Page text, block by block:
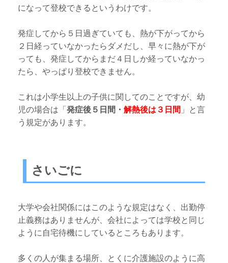
になって登校できるというわけです。
発症してから５日過ぎていても、熱が下がってから
２日経っていなかったらダメだし、早々に熱が下が
っても、発症してからまだ４日しか経っていなかっ
たら、やっぱり登校できません。
これは小学生以上の子供に関してのことですが、幼
児の場合は「発症後５日間・解熱後は３日間 」と言
う規定があります。
さいごに
大学や会社関係にはこのような規定はなく、出勤停
止義務はありませんが、会社によっては学校と同じ
ように自宅待機にしているところもあります。
多くの人が集まる場所、とくに介護施設のように高